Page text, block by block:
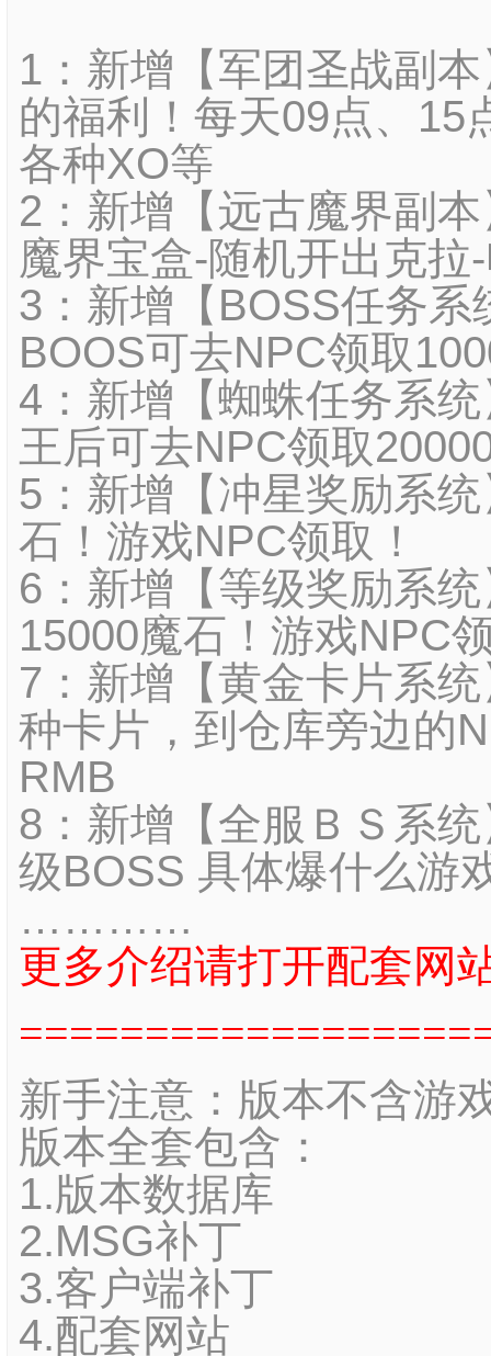
1：新增【军团圣战副
的福利！每天09点、15
各种XO等
2：新增【远古魔界副
魔界宝盒-随机开出克
3：新增【BOSS任务
BOOS可去NPC领取
4：新增【蜘蛛任务系
王后可去NPC领取
5：新增【冲星奖励系
石！游戏NPC领取！
6：新增【等级奖励系
15000魔石！游戏NPC
7：新增【黄金卡片系
种卡片，到仓库旁边的
RMB
8：新增【全服ＢＳ系
级BOSS 具体爆什么游
…………
更多介绍请打开配套
新手注意：版本不含游
版本全套包含：
1.版本数据库
2.MSG补丁
3.客户端补丁
4.配套网站